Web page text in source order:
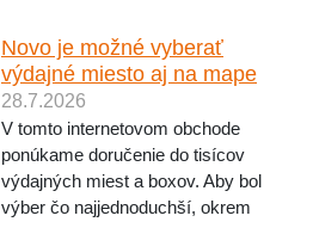
Novo je možné vyberať
výdajné miesto aj na mape
28.7.2026
V tomto internetovom obchode
ponúkame doručenie do tisícov
výdajných miest a boxov. Aby bol
výber čo najjednoduchší, okrem